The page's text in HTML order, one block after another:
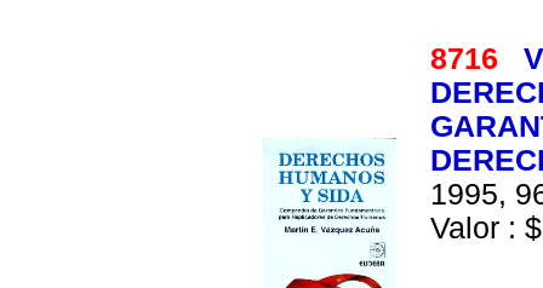
8716
1995,
Valor :